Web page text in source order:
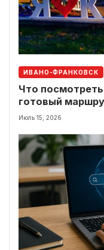
ИВАНО-ФРАНКОВСК
Что
готовый
Июль 15, 2026